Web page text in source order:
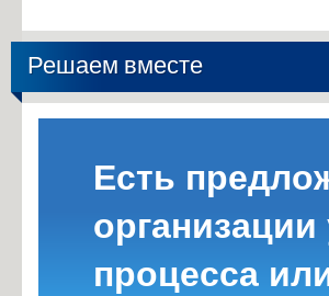
Решаем вместе
Есть
организации
процесса